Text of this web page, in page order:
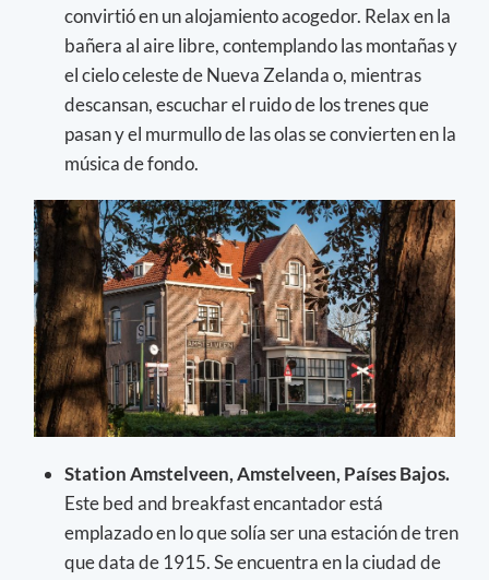
convirtió en un alojamiento acogedor. Relax en la
bañera al aire libre, contemplando las montañas y
el cielo celeste de Nueva Zelanda o, mientras
descansan, escuchar el ruido de los trenes que
pasan y el murmullo de las olas se convierten en la
música de fondo.
Station Amstelveen, Amstelveen, Países Bajos.
Este bed and breakfast encantador está
emplazado en lo que solía ser una estación de tren
que data de 1915. Se encuentra en la ciudad de